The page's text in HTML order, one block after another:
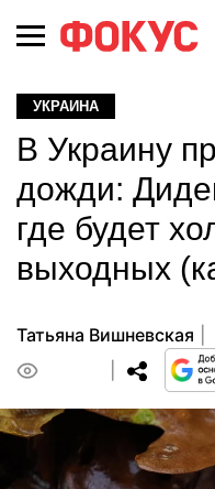
УКРАИНА
В Украину
дожди:
где будет
выходных
Татьяна Вишневская